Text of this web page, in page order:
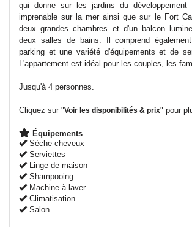
qui donne sur les jardins du
imprenable sur la mer ainsi que sur le Fort
deux grandes chambres et d'un balcon
deux salles de bains. Il comprend
parking et une variété d'équipements et de
L'appartement est idéal pour les couples, les
Jusqu'à 4 personnes.
Cliquez sur "Voir les disponibilités & prix" pour
Équipements
Sèche-cheveux
Serviettes
Linge de maison
Shampooing
Machine à laver
Climatisation
Salon